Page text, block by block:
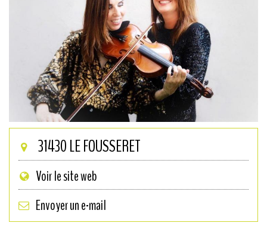
31430LE FOUSSERET
Voir le site web
Envoyer un e-mail